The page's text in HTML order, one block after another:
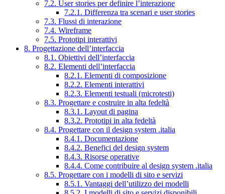
7.2. User stories per definire l’interazione
7.2.1. Differenza tra scenari e user stories
7.3. Flussi di interazione
7.4. Wireframe
7.5. Prototipi interattivi
8. Progettazione dell’interfaccia
8.1. Obiettivi dell’interfaccia
8.2. Elementi dell’interfaccia
8.2.1. Elementi di composizione
8.2.2. Elementi interattivi
8.2.3. Elementi testuali (microtesti)
8.3. Progettare e costruire in alta fedeltà
8.3.1. Layout di pagina
8.3.2. Prototipi in alta fedeltà
8.4. Progettare con il design system .italia
8.4.1. Documentazione
8.4.2. Benefici del design system
8.4.3. Risorse operative
8.4.4. Come contribuire al design system .italia
8.5. Progettare con i modelli di sito e servizi
8.5.1. Vantaggi dell’utilizzo dei modelli